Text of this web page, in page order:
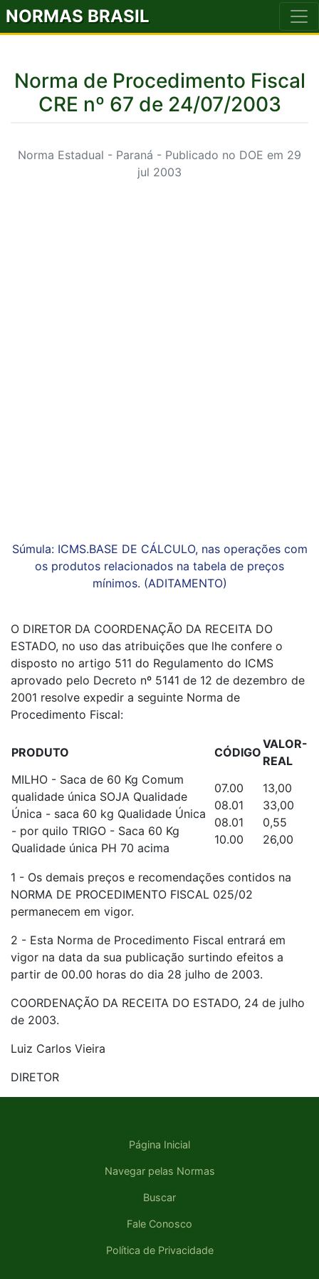
NORMAS BRASIL
Norma de Procedimento Fiscal
CRE nº 67 de 24/07/2003
Norma Estadual - Paraná - Publicado no DOE em 29
jul 2003
Súmula: ICMS.BASE DE CÁLCULO, nas operações com
os produtos relacionados na tabela de preços
mínimos. (ADITAMENTO)
O DIRETOR DA COORDENAÇÃO DA RECEITA DO
ESTADO, no uso das atribuições que lhe confere o
disposto no artigo 511 do Regulamento do ICMS
aprovado pelo Decreto nº 5141 de 12 de dezembro de
2001 resolve expedir a seguinte Norma de
Procedimento Fiscal:
PRODUTO CÓDIGO
VALOR-
REAL
MILHO - Saca de 60 Kg Comum
qualidade única SOJA Qualidade
Única - saca 60 kg Qualidade Única
- por quilo TRIGO - Saca 60 Kg
Qualidade única PH 70 acima
07.00
08.01
08.01
10.00
13,00
33,00
0,55
26,00
1 - Os demais preços e recomendações contidos na
NORMA DE PROCEDIMENTO FISCAL 025/02
permanecem em vigor.
2 - Esta Norma de Procedimento Fiscal entrará em
vigor na data da sua publicação surtindo efeitos a
partir de 00.00 horas do dia 28 julho de 2003.
COORDENAÇÃO DA RECEITA DO ESTADO, 24 de julho
de 2003.
Luiz Carlos Vieira
DIRETOR
Página Inicial
Navegar pelas Normas
Buscar
Fale Conosco
Política de Privacidade